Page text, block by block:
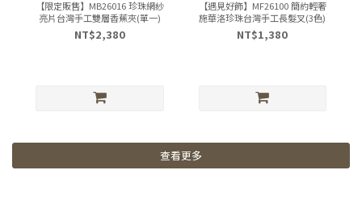
【限定販售】MB26016 珍珠網紗
亮片台灣手工雙層香蕉夾(單一)
NT$2,380
【遇見好飾】MF26100 簡約輕奢
施華洛珍珠台灣手工長髮叉(3色)
NT$1,380
查看更多